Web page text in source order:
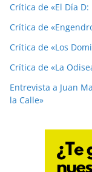
Crítica de «El Día
Crítica de
Crítica de «Los
Crítica de «La
Entrevista a Juan
la Calle»